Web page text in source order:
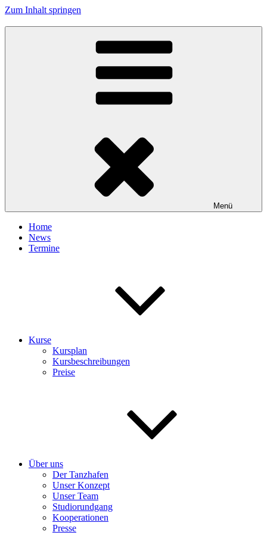
Zum Inhalt springen
Menü
Home
News
Termine
Kurse
Kursplan
Kursbeschreibungen
Preise
Über uns
Der Tanzhafen
Unser Konzept
Unser Team
Studiorundgang
Kooperationen
Presse